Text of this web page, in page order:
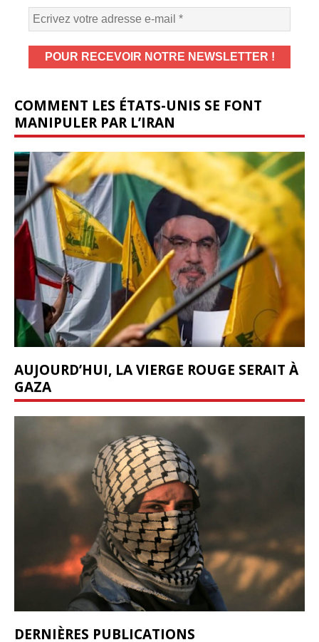
COMMENT LES ÉTATS-UNIS SE FONT
MANIPULER PAR L’IRAN
AUJOURD’HUI, LA VIERGE ROUGE SERAIT À
GAZA
DERNIÈRES PUBLICATIONS